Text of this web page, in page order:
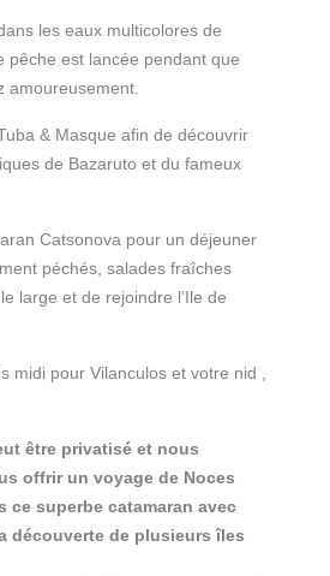
les eaux multicolores de
pêche est lancée pendant que
amoureusement.
& Masque afin de découvrir
de Bazaruto et du fameux
Catsonova pour un déjeuner
péchés, salades fraîches
large et de rejoindre l’Ile de
midi pour Vilanculos et votre nid ,
être privatisé et nous
offrir un voyage de Noces
superbe catamaran avec
découverte de plusieurs îles